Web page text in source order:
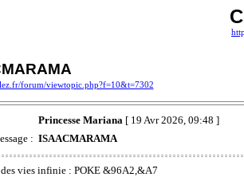
forum/viewtopic.php?f=10&t=7302
Princesse Mariana[ 19 Avr 2026, 09:48 ]
: ISAACMARAMA
vies infinie : POKE &96A2,&A7